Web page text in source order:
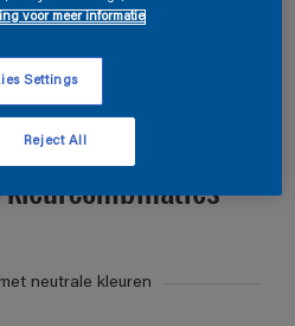
in deze kleur
neutrale kleuren
voor meer informatie
Settings
Reject All